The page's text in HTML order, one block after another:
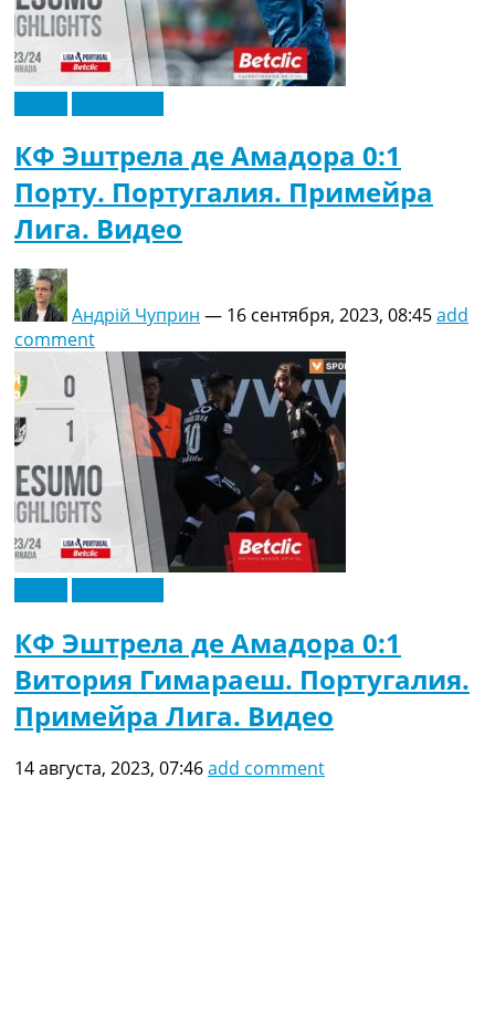
КФ Эштрела де Амадора 0:1
Порту. Португалия. Примейра
Лига. Видео
Андрій Чуприн — 16 сентября, 2023, 08:45add
comment
КФ Эштрела де Амадора 0:1
Витория Гимараеш. Португалия.
Примейра Лига. Видео
14 августа, 2023, 07:46add comment